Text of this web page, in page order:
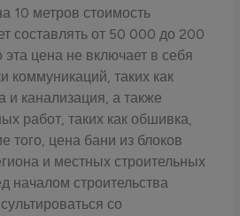
10 метров стоимость
составлять от 50 000 до 200
цена не включает в себя
коммуникаций, таких как
и канализация, а также
работ, таких как обшивка,
того, цена бани из блоков
и местных строительных
началом строительства
со